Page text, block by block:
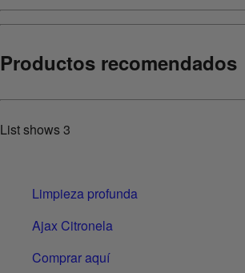
Productos recomendados
List shows3
Limpieza profunda
Ajax Citronela
Comprar aquí